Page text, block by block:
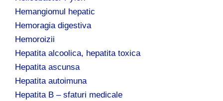
Hemangiomul hepatic
Hemoragia digestiva
Hemoroizii
Hepatita alcoolica, hepatita toxica
Hepatita ascunsa
Hepatita autoimuna
Hepatita B – sfaturi medicale